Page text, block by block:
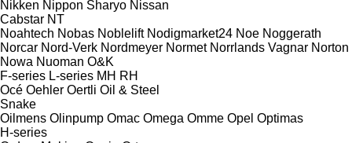
Nikken Nippon Sharyo Nissan
Cabstar NT
Noahtech Nobas Noblelift Nodigmarket24 Noe Noggerath
Norcar Nord-Verk Nordmeyer Normet Norrlands Vagnar Norton
Nowa Nuoman O&K
F-series L-series MH RH
Océ Oehler Oertli Oil & Steel
Snake
Oilmens Olinpump Omac Omega Omme Opel Optimas
H-series